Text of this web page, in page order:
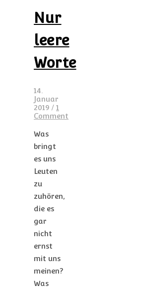
Nur
leere
Worte
14.
Januar
2019 / 1
Comment
Was
bringt
es uns
Leuten
zu
zuhören,
die es
gar
nicht
ernst
mit uns
meinen?
Was